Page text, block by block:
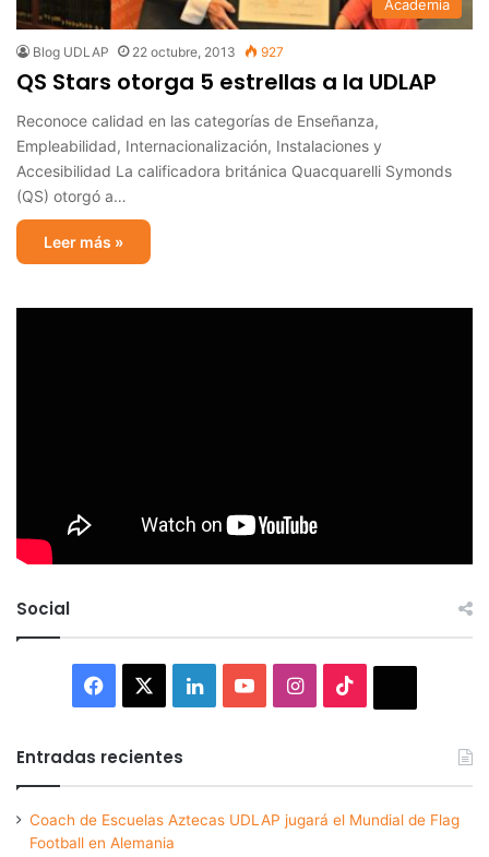
Academia
Blog UDLAP 22 octubre, 2013 927
QS Stars otorga 5 estrellas a la UDLAP
Reconoce calidad en las categorías de Enseñanza,
Empleabilidad, Internacionalización, Instalaciones y
Accesibilidad La calificadora británica Quacquarelli Symonds
(QS) otorgó a…
Leer más »
Social
Facebook LinkedInYouTubeInstagram
Entradas recientes
Coach de Escuelas Aztecas UDLAP jugará el Mundial de Flag
Football en Alemania